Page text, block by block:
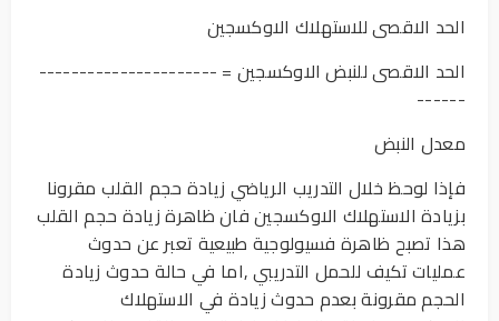
الحد الاقصى للاستهلاك الاوكسجين
الحد الاقصى للنبض الاوكسجين = ----------------------
------
معدل النبض
فإذا لوحظ خلال التدريب الرياضي زيادة حجم القلب مقرونا
بزيادة الاستهلاك الاوكسجين فان ظاهرة زيادة حجم القلب
هذا تصبح ظاهرة فسيولوجية طبيعية تعبر عن حدوث
عمليات تكيف للحمل التدريبي ,اما في حالة حدوث زيادة
الحجم مقرونة بعدم حدوث زيادة في الاستهلاك